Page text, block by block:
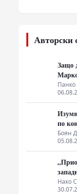
Авторски
Защо
по
в
и
Боян
от
Нако